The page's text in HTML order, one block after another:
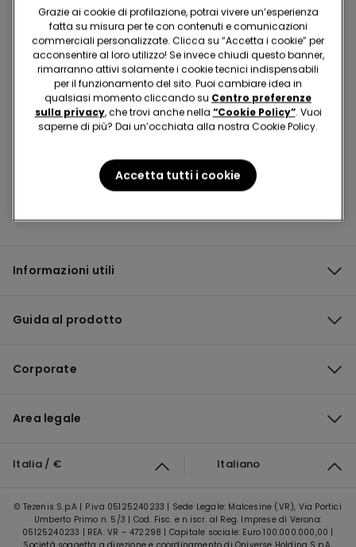
Hey! Diventa uno di noi, iscriviti alla newsletter
Trova negozio
Informazioni utili
Guida al prodotto
Corporate
Area legale
Italia / € Italiano
© Tezenis S.p.A | P.iva 05125240233 | Sede Legale: Malcesine (VR), Via Portici
Umberto Primo n. 5/3 | Cod. Fisc. e n.iscr. al Reg. Imprese di Verona:
05125240233 | REA: VR – 472298 | Capitale sociale: Euro 100.000.000,00 |
Società soggetta a direzione e coordinamento di Oniverse Holding S.p.A.
Grazie ai cookie di profilazione, potrai vivere un’esperienza
fatta su misura per te con contenuti e comunicazioni
commerciali personalizzate. Clicca su “Accetta i cookie” per
acconsentire al loro utilizzo! Se invece chiudi questo banner,
rimarranno attivi solamente i cookie tecnici indispensabili
per il funzionamento del sito. Puoi cambiare idea in
qualsiasi momento cliccando su Centro preferenze
sulla privacy, che trovi anche nella “Cookie Policy”. Vuoi
saperne di più? Dai un’occhiata alla nostra Cookie Policy.
Accetta tutti i cookie